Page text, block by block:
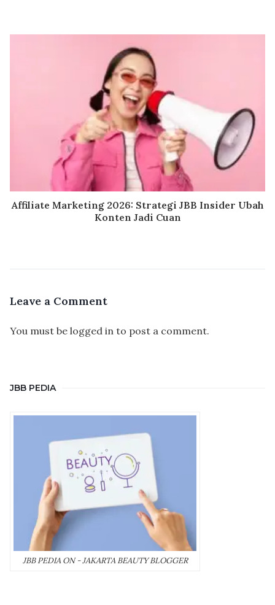
Affiliate Marketing 2026: Strategi JBB Insider Ubah
Konten Jadi Cuan
Leave a Comment
You must be logged in to post a comment.
JBB PEDIA
JBB PEDIA ON - JAKARTA BEAUTY BLOGGER